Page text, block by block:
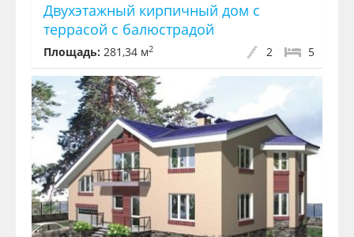
Двухэтажный кирпичный дом с
террасой с балюстрадой
Площадь: 281,34 м2 5
2